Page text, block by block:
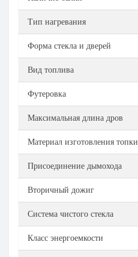
Тип нагревания
Форма стекла и дверей
Вид топлива
Футеровка
Максимальная длина дров
Материал изготовления топки
Присоединение дымохода
Вторичный дожиг
Система чистого стекла
Класс энергоемкости